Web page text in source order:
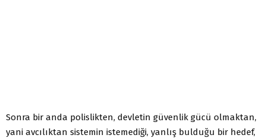
Sonra bir anda polislikten, devletin güvenlik gücü olmaktan,
yani avcılıktan sistemin istemediği, yanlış bulduğu bir hedef,